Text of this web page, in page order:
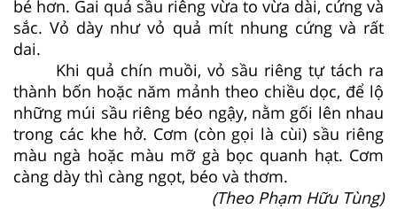
bé hơn. Gai quả sầu riêng vừa to vừa dài, cứng và
sắc. Vỏ dày như vỏ quả mít nhung cứng và rất
dai.
Khi quả chín muồi, vỏ sầu riêng tự tách ra
thành bốn hoặc năm mảnh theo chiều dọc, để lộ
những múi sầu riêng béo ngậy, nằm gối lên nhau
trong các khe hở. Cơm (còn gọi là cùi) sầu riêng
màu ngà hoặc màu mỡ gà bọc quanh hạt. Cơm
càng dày thì càng ngọt, béo và thơm.
(Theo Phạm Hữu Tùng)